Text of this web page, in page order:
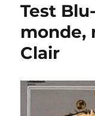
Test
monde,
Clair